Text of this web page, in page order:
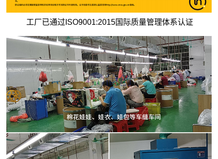
工厂已通过ISO9001:2015国际质量管理体系认证